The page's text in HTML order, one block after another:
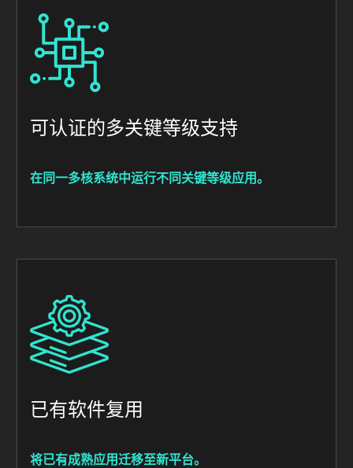
Image
可认证的多关键等级支持
在同一多核系统中运行不同关键等级应用。
Image
已有软件复用
将已有成熟应用迁移至新平台。